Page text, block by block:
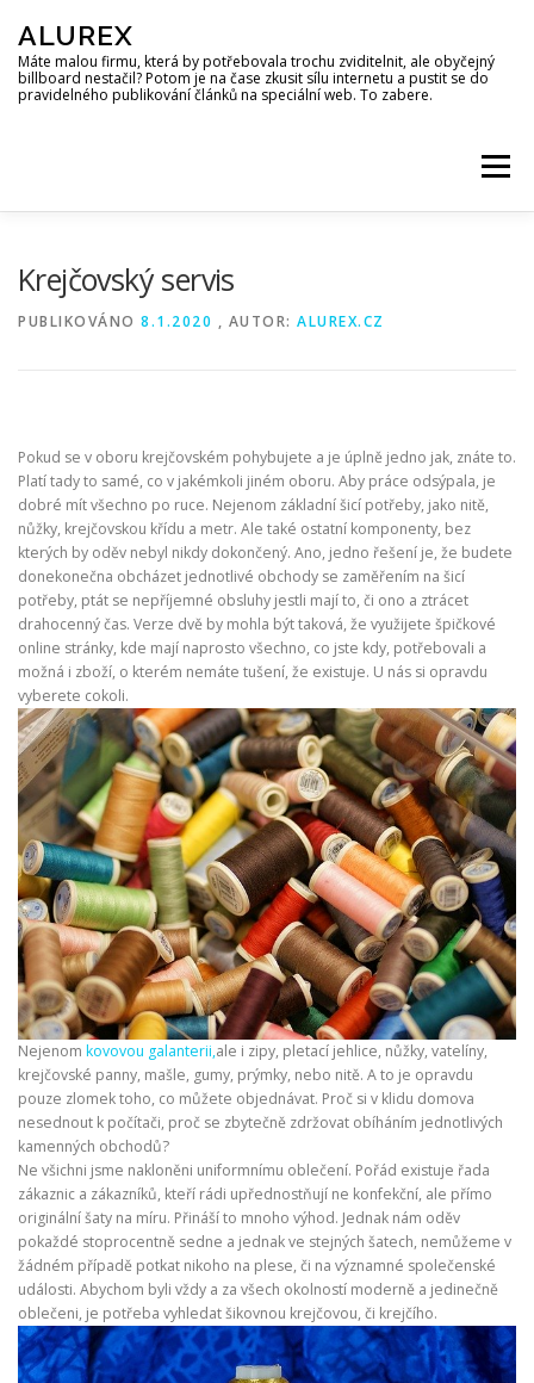
obsah
ALUREX
Máte malou firmu, která by potřebovala trochu zviditelnit, ale obyčejný
billboard nestačil? Potom je na čase zkusit sílu internetu a pustit se do
pravidelného publikování článků na speciální web. To zabere.
Menu
Krejčovský servis
PUBLIKOVÁNO 8.1.2020 , AUTOR: ALUREX.CZ
Pokud se v oboru krejčovském pohybujete a je úplně jedno jak, znáte to.
Platí tady to samé, co v jakémkoli jiném oboru. Aby práce odsýpala, je
dobré mít všechno po ruce. Nejenom základní šicí potřeby, jako nitě,
nůžky, krejčovskou křídu a metr. Ale také ostatní komponenty, bez
kterých by oděv nebyl nikdy dokončený. Ano, jedno řešení je, že budete
donekonečna obcházet jednotlivé obchody se zaměřením na šicí
potřeby, ptát se nepříjemné obsluhy jestli mají to, či ono a ztrácet
drahocenný čas. Verze dvě by mohla být taková, že využijete špičkové
online stránky, kde mají naprosto všechno, co jste kdy, potřebovali a
možná i zboží, o kterém nemáte tušení, že existuje. U nás si opravdu
vyberete cokoli.
Nejenom kovovou galanterii,ale i zipy, pletací jehlice, nůžky, vatelíny,
krejčovské panny, mašle, gumy, prýmky, nebo nitě. A to je opravdu
pouze zlomek toho, co můžete objednávat. Proč si v klidu domova
nesednout k počítači, proč se zbytečně zdržovat obíháním jednotlivých
kamenných obchodů?
Ne všichni jsme nakloněni uniformnímu oblečení. Pořád existuje řada
zákaznic a zákazníků, kteří rádi upřednostňují ne konfekční, ale přímo
originální šaty na míru. Přináší to mnoho výhod. Jednak nám oděv
pokaždé stoprocentně sedne a jednak ve stejných šatech, nemůžeme v
žádném případě potkat nikoho na plese, či na významné společenské
události. Abychom byli vždy a za všech okolností moderně a jedinečně
oblečeni, je potřeba vyhledat šikovnou krejčovou, či krejčího.